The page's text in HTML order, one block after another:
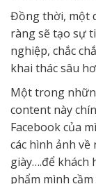
Đồng thời, một
ràng sẽ tạo sự
nghiệp, chắc
khai thác sâu
Một trong
content này
Facebook của
các hình ảnh
giày….để khách
phẩm mình